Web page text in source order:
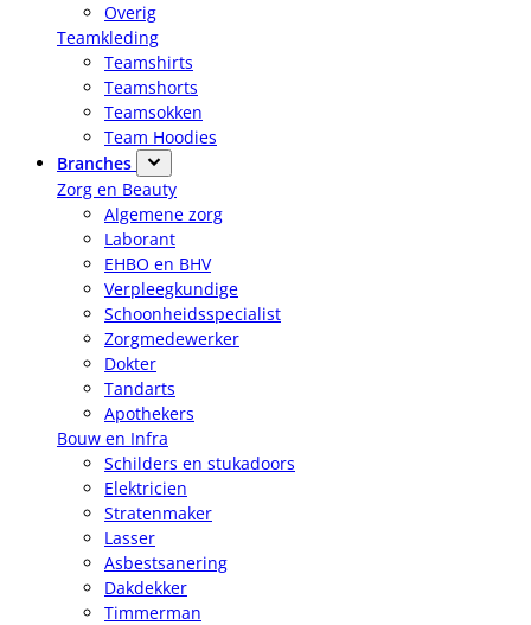
Overig
Teamkleding
Teamshirts
Teamshorts
Teamsokken
Team Hoodies
Branches
Zorg en Beauty
Algemene zorg
Laborant
EHBO en BHV
Verpleegkundige
Schoonheidsspecialist
Zorgmedewerker
Dokter
Tandarts
Apothekers
Bouw en Infra
Schilders en stukadoors
Elektricien
Stratenmaker
Lasser
Asbestsanering
Dakdekker
Timmerman